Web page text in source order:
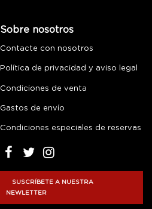
Sobre nosotros
Contacte con nosotros
Política de privacidad y aviso legal
Condiciones de venta
Gastos de envío
Condiciones especiales de reservas
SUSCRÍBETE A NUESTRA
NEWLETTER